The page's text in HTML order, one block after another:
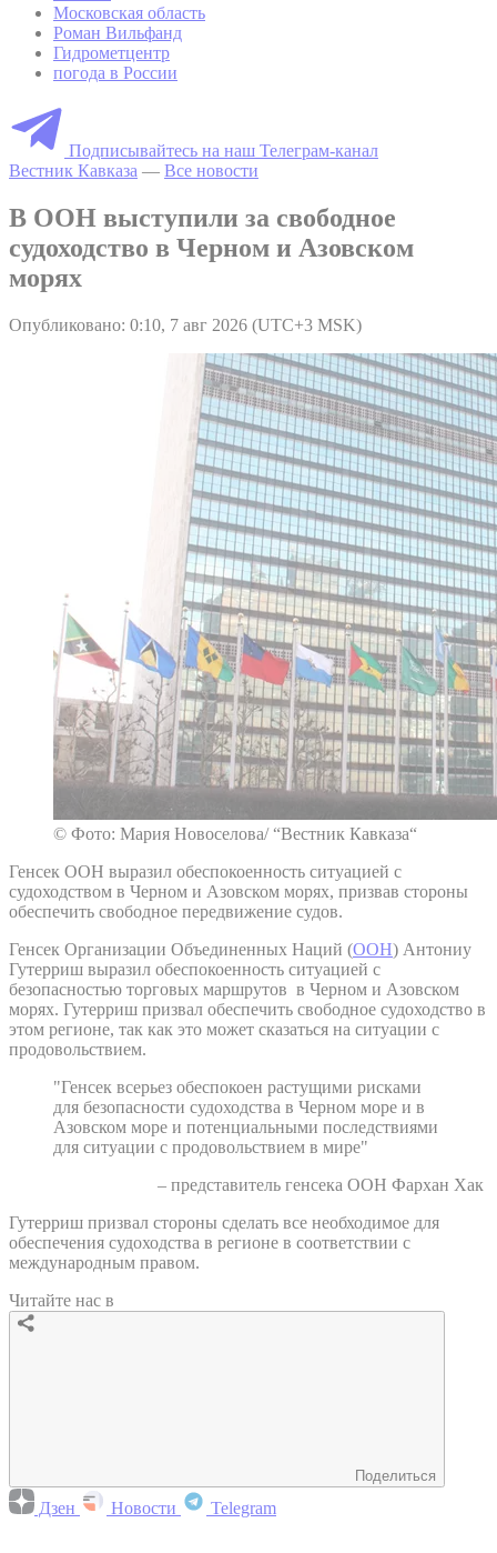
Московская область
Роман Вильфанд
Гидрометцентр
погода в России
Подписывайтесь на наш Телеграм-канал
Вестник Кавказа — Все новости
В ООН выступили за свободное
судоходство в Черном и Азовском
морях
Опубликовано: 0:10, 7 авг 2026 (UTC+3 MSK)
© Фото: Мария Новоселова/ “Вестник Кавказа“
Генсек ООН выразил обеспокоенность ситуацией с
судоходством в Черном и Азовском морях, призвав стороны
обеспечить свободное передвижение судов.
Генсек Организации Объединенных Наций (ООН) Антониу
Гутерриш выразил обеспокоенность ситуацией с
безопасностью торговых маршрутов в Черном и Азовском
морях. Гутерриш призвал обеспечить свободное судоходство в
этом регионе, так как это может сказаться на ситуации с
продовольствием.
"Генсек всерьез обеспокоен растущими рисками
для безопасности судоходства в Черном море и в
Азовском море и потенциальными последствиями
для ситуации с продовольствием в мире"
– представитель генсека ООН Фархан Хак
Гутерриш призвал стороны сделать все необходимое для
обеспечения судоходства в регионе в соответствии с
международным правом.
Читайте нас в
Поделиться
Дзен Новости Telegram